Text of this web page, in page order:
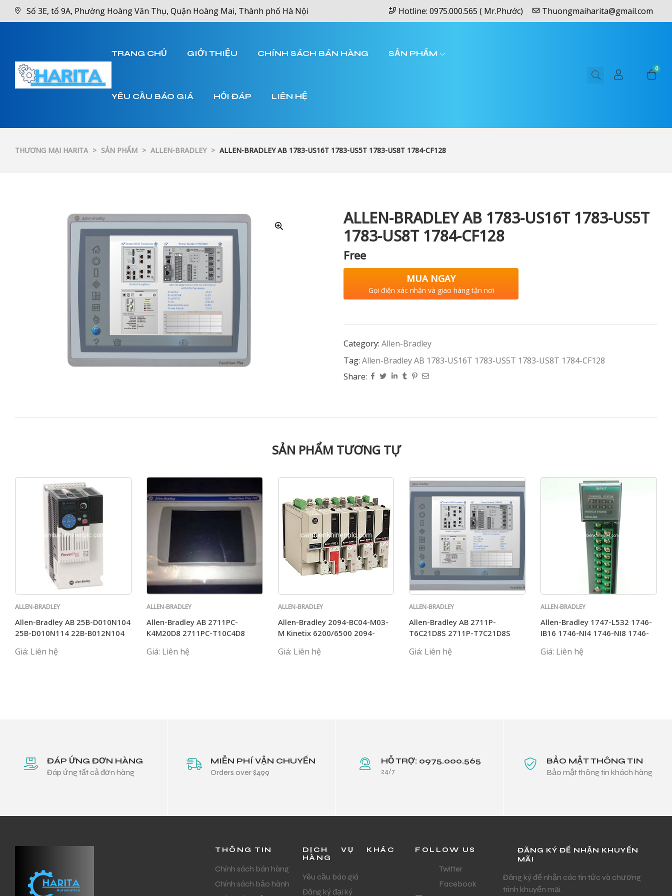
Số 3E, tổ 9A, Phường Hoàng Văn Thụ, Quận Hoàng Mai, Thành phố Hà Nội Hotline: 0975.000.565 ( Mr.Phước) Thuongmaiharita@gmail.com
TRANG CHỦ GIỚI THIỆU CHÍNH SÁCH BÁN HÀNG SẢN PHẨM
YÊU CẦU BÁO GIÁ HỎI ĐÁP LIÊN HỆ
0
THƯƠNG MẠI HARITA > SẢN PHẨM > ALLEN-BRADLEY > ALLEN-BRADLEY AB 1783-US16T 1783-US5T 1783-US8T 1784-CF128
ALLEN-BRADLEY AB 1783-US16T 1783-US5T
1783-US8T 1784-CF128
Free
MUA NGAY
Gọi điện xác nhận và giao hàng tận nơi
Category: Allen-Bradley
Tag: Allen-Bradley AB 1783-US16T 1783-US5T 1783-US8T 1784-CF128
Share:
SẢN PHẨM TƯƠNG TỰ
ALLEN-BRADLEY
Allen-Bradley AB 25B-D010N104
25B-D010N114 22B-B012N104
Giá: Liên hệ
ALLEN-BRADLEY
Allen-Bradley AB 2711PC-
K4M20D8 2711PC-T10C4D8
Giá: Liên hệ
ALLEN-BRADLEY
Allen-Bradley 2094-BC04-M03-
M Kinetix 6200/6500 2094-
Giá: Liên hệ
ALLEN-BRADLEY
Allen-Bradley AB 2711P-
T6C21D8S 2711P-T7C21D8S
Giá: Liên hệ
ALLEN-BRADLEY
Allen-Bradley 1747-L532 1746-
IB16 1746-NI4 1746-NI8 1746-
Giá: Liên hệ
ĐÁP ỨNG ĐƠN HÀNG
Đáp ứng tất cả đơn hàng
MIỄN PHÍ VẬN CHUYỂN
Orders over $499
HỖ TRỢ: 0975.000.565
24/7
BẢO MẬT THÔNG TIN
Bảo mật thông tin khách hàng
THÔNG TIN
Chính sách bán hàng
Chính sách bảo hành
DỊCH VỤ KHÁC
HÀNG
Yêu cầu báo giá
Đăng ký đại ký
FOLLOW US
Twitter
Facebook
ĐĂNG KÝ ĐỂ NHẬN KHUYẾN
MÃI
Đăng ký để nhận các tin tức và chương
trình khuyến mại.